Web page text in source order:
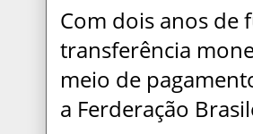
Com dois anos de
transferência
meio de
a Ferderação